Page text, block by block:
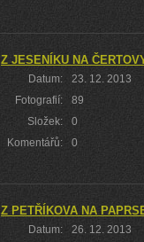
Z JESENÍKU NA
Datum:
23. 12. 2013
Fotografií:
89
Složek:
0
Komentářů:
0
Z PETŘÍKOVA NA
Datum:
26. 12. 2013